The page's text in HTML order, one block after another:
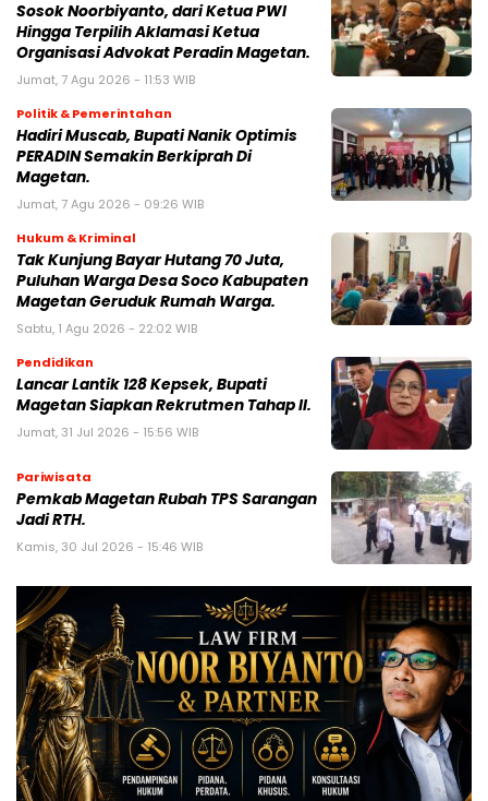
Sosok Noorbiyanto, dari Ketua PWI
Hingga Terpilih Aklamasi Ketua
Organisasi Advokat Peradin Magetan.
Jumat, 7 Agu 2026 - 11:53 WIB
Politik & Pemerintahan
Hadiri Muscab, Bupati Nanik Optimis
PERADIN Semakin Berkiprah Di
Magetan.
Jumat, 7 Agu 2026 - 09:26 WIB
Hukum & Kriminal
Tak Kunjung Bayar Hutang 70 Juta,
Puluhan Warga Desa Soco Kabupaten
Magetan Geruduk Rumah Warga.
Sabtu, 1 Agu 2026 - 22:02 WIB
Pendidikan
Lancar Lantik 128 Kepsek, Bupati
Magetan Siapkan Rekrutmen Tahap II.
Jumat, 31 Jul 2026 - 15:56 WIB
Pariwisata
Pemkab Magetan Rubah TPS Sarangan
Jadi RTH.
Kamis, 30 Jul 2026 - 15:46 WIB